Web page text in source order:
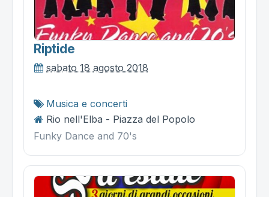
Riptide
sabato 18 agosto 2018
Musica e concerti
Rio nell'Elba - Piazza del Popolo
Funky Dance and 70's